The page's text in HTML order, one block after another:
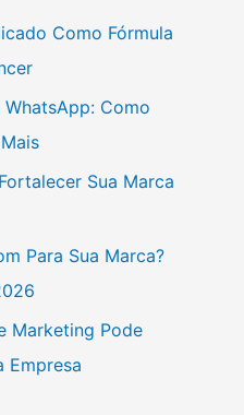
Como Fórmula
Como
Sua Marca
Para Sua Marca?
Marketing Pode
Empresa